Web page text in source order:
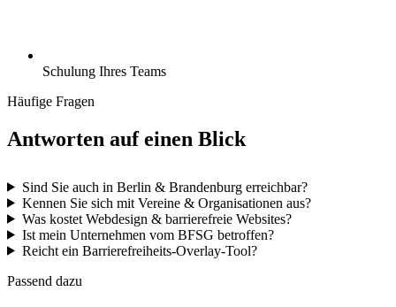
Schulung Ihres Teams
Häufige Fragen
Antworten auf einen Blick
Sind Sie auch in Berlin & Brandenburg erreichbar?
Kennen Sie sich mit Vereine & Organisationen aus?
Was kostet Webdesign & barrierefreie Websites?
Ist mein Unternehmen vom BFSG betroffen?
Reicht ein Barrierefreiheits-Overlay-Tool?
Passend dazu